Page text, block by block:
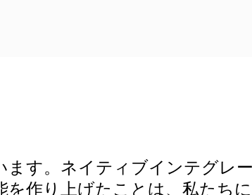
ます。ネイティブインテグレ
作り上げたことは、私たち